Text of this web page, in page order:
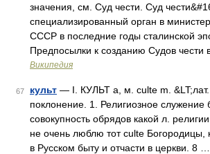
значения, см. Суд чести. Суд
специализированный орган в
СССР в последние годы сталинской
Предпосылки к созданию Судов чести
Википедия
67 культ — I. КУЛЬТ а, м. culte m. &LT;лат.
поклонение. 1. Религиозное служение
совокупность обрядов какой л.
не очень люблю тот culte Богородицы,
в Русском быту и отчасти в церкви. 8 …